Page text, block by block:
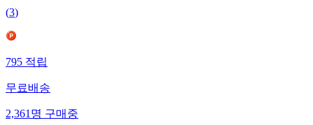
(3)
795적립
무료배송
2,361명구매중